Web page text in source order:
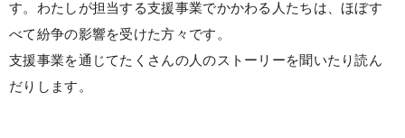
す。わたしが担当する支援事業でかかわる人たちは、ほぼす
べて紛争の影響を受けた方々です。
支援事業を通じてたくさんの人のストーリーを聞いたり読ん
だりします。